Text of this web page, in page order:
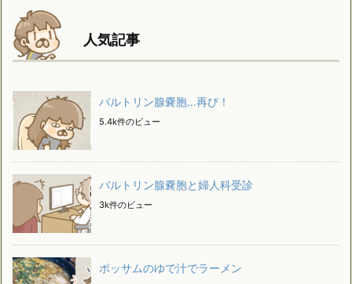
人気記事
バルトリン腺嚢胞…再び！
5.4k件のビュー
バルトリン腺嚢胞と婦人科受診
3k件のビュー
ポッサムのゆで汁でラーメン